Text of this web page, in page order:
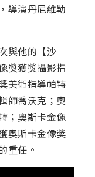
導演丹尼維勒
與他的【沙
獎獲獎攝影指
美術指導帕特
師喬沃克；奧
；奧斯卡金像
奧斯卡金像獎
重任。